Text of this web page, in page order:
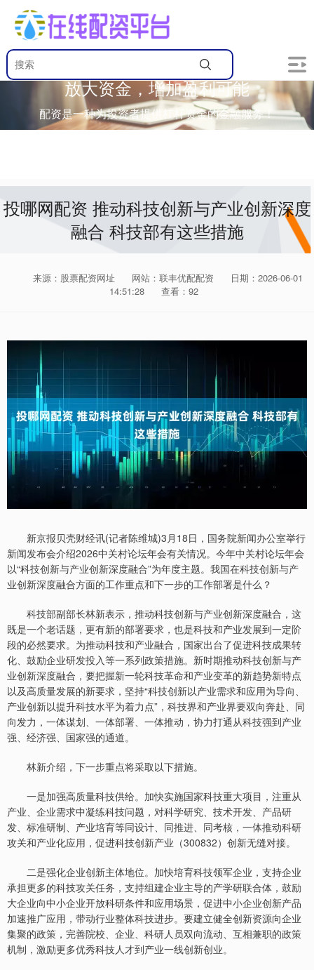
放大资金，增加盈利可能
配资是一种为投资者提供杠杆资金的金融服务！
投哪网配资 推动科技创新与产业创新深度
融合 科技部有这些措施
来源：股票配资网址 网站：联丰优配配资
日期：2026-06-01
14:51:28
查看：92
新京报贝壳财经讯(记者陈维城)3月18日，国务院新闻办公室举行
新闻发布会介绍2026中关村论坛年会有关情况。今年中关村论坛年会
以“科技创新与产业创新深度融合”为年度主题。我国在科技创新与产
业创新深度融合方面的工作重点和下一步的工作部署是什么？
科技部副部长林新表示，推动科技创新与产业创新深度融合，这
既是一个老话题，更有新的部署要求，也是科技和产业发展到一定阶
段的必然要求。为推动科技和产业融合，国家出台了促进科技成果转
化、鼓励企业研发投入等一系列政策措施。新时期推动科技创新与产
业创新深度融合，要把握新一轮科技革命和产业变革的新趋势新特点
以及高质量发展的新要求，坚持“科技创新以产业需求和应用为导向、
产业创新以提升科技水平为着力点”，科技界和产业界要双向奔赴、同
向发力，一体谋划、一体部署、一体推动，协力打通从科技强到产业
强、经济强、国家强的通道。
林新介绍，下一步重点将采取以下措施。
一是加强高质量科技供给。加快实施国家科技重大项目，注重从
产业、企业需求中凝练科技问题，对科学研究、技术开发、产品研
发、标准研制、产业培育等同设计、同推进、同考核，一体推动科研
攻关和产业化应用，促进科技创新产业（300832）创新无缝对接。
二是强化企业创新主体地位。加快培育科技领军企业，支持企业
承担更多的科技攻关任务，支持组建企业主导的产学研联合体，鼓励
大企业向中小企业开放科研条件和应用场景，促进中小企业创新产品
加速推广应用，带动行业整体科技进步。要建立健全创新资源向企业
集聚的政策，完善院校、企业、科研人员双向流动、互相兼职的政策
机制，激励更多优秀科技人才到产业一线创新创业。